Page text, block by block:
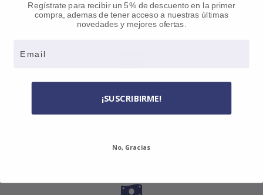
Regístrate para recibir un 5% de descuento en la primer
compra, ademas de tener acceso a nuestras últimas
novedades y mejores ofertas.
¡SUSCRIBIRME!
No, Gracias